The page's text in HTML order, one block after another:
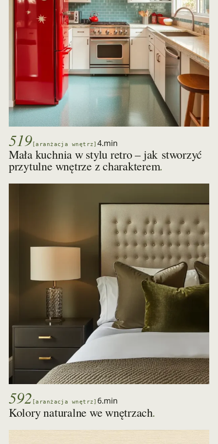
519 [aranżacja wnętrz] 4.min
Mała kuchnia w stylu retro – jak stworzyć
przytulne wnętrze z charakterem.
592 [aranżacja wnętrz] 6.min
Kolory naturalne we wnętrzach.